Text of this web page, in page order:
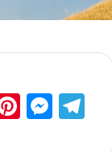
Pinterest